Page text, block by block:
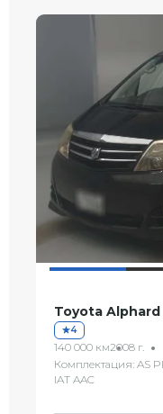
Toyota Alphard
4
140 000 км2008 г.
Комплектация: AS
IAT AAC